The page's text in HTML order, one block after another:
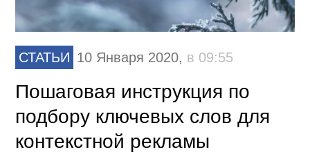
СТАТЬИ 10 Января 2020, в 09:55
Пошаговая инструкция по
подбору ключевых слов для
контекстной рекламы